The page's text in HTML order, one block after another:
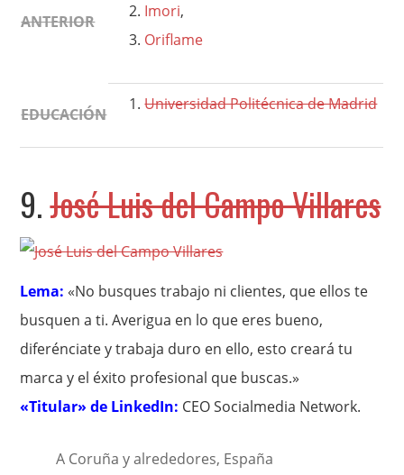
ANTERIOR
Imori,
Oriflame
EDUCACIÓN
Universidad Politécnica de Madrid
9.José Luis del Campo Villares
Lema: «No busques trabajo ni clientes, que ellos te
busquen a ti. Averigua en lo que eres bueno,
diferénciate y trabaja duro en ello, esto creará tu
marca y el éxito profesional que buscas.»
«Titular» de LinkedIn: CEO Socialmedia Network.
A Coruña y alrededores, España